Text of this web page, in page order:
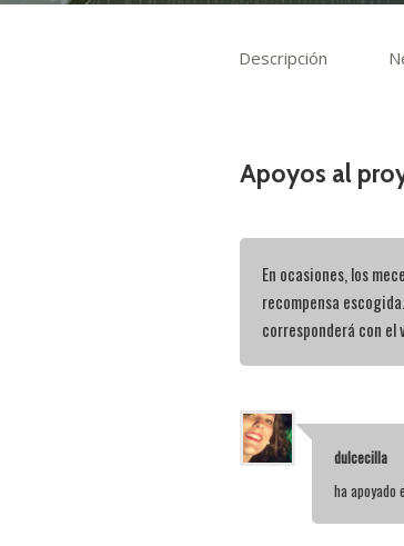
Descripción
Apoyos al
En ocasiones, los
recompensa
corresponderá con el
dulcecilla
ha apoyado